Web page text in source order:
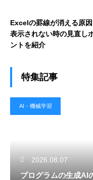
Excelの罫線が消える原因
表示されない時の見直し
ントを紹介
特集記事
AI・機械学習
2026.08.07
プログラムの生成AI